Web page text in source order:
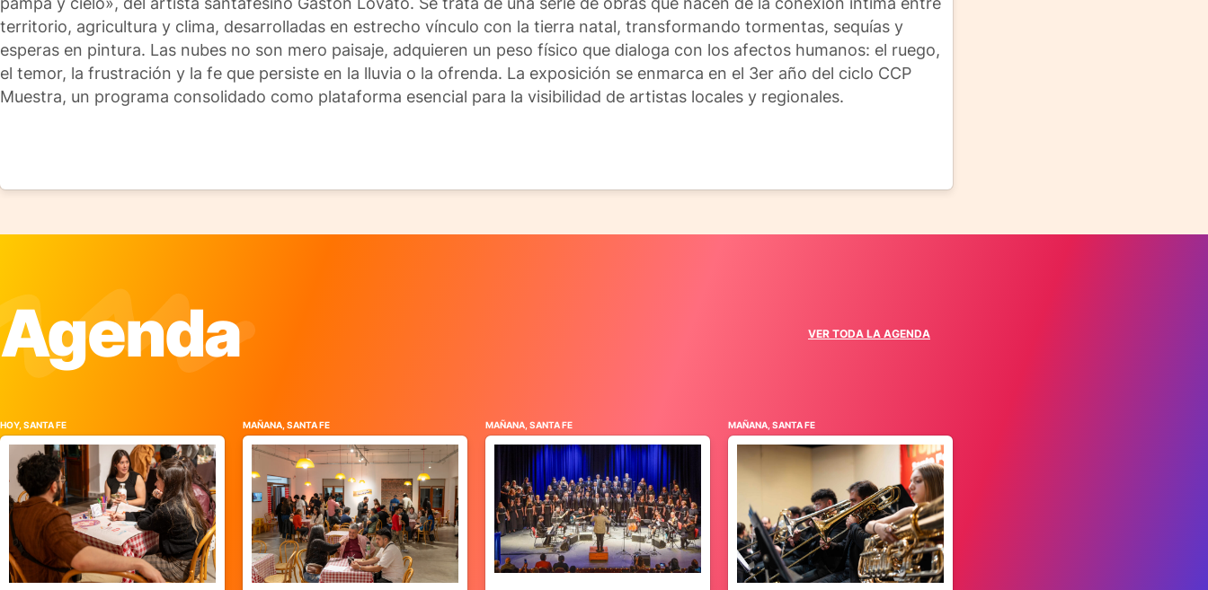
territorio, agricultura y clima, desarrolladas en estrecho vínculo con la tierra natal, transformando tormentas, sequías y
esperas en pintura. Las nubes no son mero paisaje, adquieren un peso físico que dialoga con los afectos humanos: el ruego,
el temor, la frustración y la fe que persiste en la lluvia o la ofrenda. La exposición se enmarca en el 3er año del ciclo CCP
Muestra, un programa consolidado como plataforma esencial para la visibilidad de artistas locales y regionales.
Agenda VER TODA LA AGENDA
HOY, SANTA FE MAÑANA, SANTA FE MAÑANA, SANTA FE MAÑANA, SANTA FE